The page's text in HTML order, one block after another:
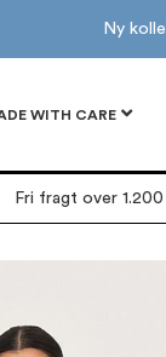
Ny
WITH CARE
Fri fragt over